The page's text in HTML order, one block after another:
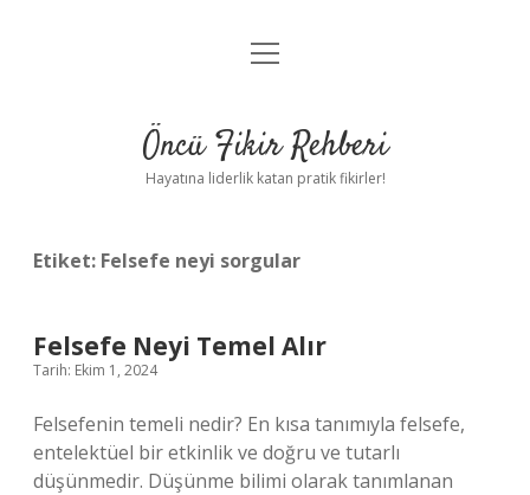
Anasayfa
Yasal Uyarı
menüyü
Öncü Fikir Rehberi
Hayatına liderlik katan pratik fikirler!
Etiket: Felsefe neyi sorgular
Felsefe Neyi Temel Alır
Tarih: Ekim 1, 2024
Felsefenin temeli nedir? En kısa tanımıyla felsefe,
entelektüel bir etkinlik ve doğru ve tutarlı
düşünmedir. Düşünme bilimi olarak tanımlanan